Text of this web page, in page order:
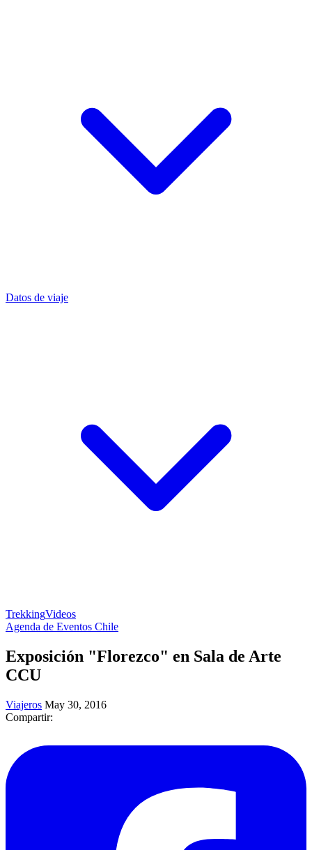
Datos de viaje
TrekkingVideos
Agenda de Eventos Chile
Exposición "Florezco" en Sala de Arte
CCU
Viajeros May 30, 2016
Compartir: